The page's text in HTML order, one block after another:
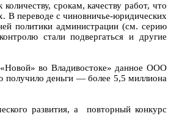
срокам, качеству работ, что
В переводе с чиновничье-юридических
политики администрации (см. серию
стали подвергаться и другие
во Владивостоке» данное ООО
получило деньги — более 5,5 миллиона
развития, а повторный конкурс